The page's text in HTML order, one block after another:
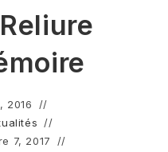
2016
7, 2017